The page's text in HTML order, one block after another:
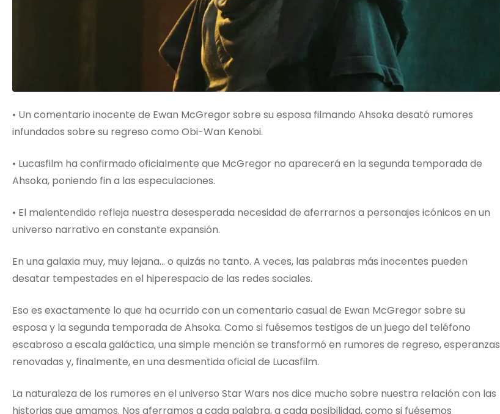
• Un comentario inocente de Ewan McGregor sobre su esposa filmando Ahsoka desató rumores
infundados sobre su regreso como Obi-Wan Kenobi.
• Lucasfilm ha confirmado oficialmente que McGregor no aparecerá en la segunda temporada de
Ahsoka, poniendo fin a las especulaciones.
• El malentendido refleja nuestra desesperada necesidad de aferrarnos a personajes icónicos en un
universo narrativo en constante expansión.
En una galaxia muy, muy lejana… o quizás no tanto. A veces, las palabras más inocentes pueden
desatar tempestades en el hiperespacio de las redes sociales.
Eso es exactamente lo que ha ocurrido con un comentario casual de Ewan McGregor sobre su
esposa y la segunda temporada de Ahsoka. Como si fuésemos testigos de un juego del teléfono
escabroso a escala galáctica, una simple mención se transformó en rumores de regreso, esperanzas
renovadas y, finalmente, en una desmentida oficial de Lucasfilm.
La naturaleza de los rumores en el universo Star Wars nos dice mucho sobre nuestra relación con las
historias que amamos. Nos aferramos a cada palabra, a cada posibilidad, como si fuésemos